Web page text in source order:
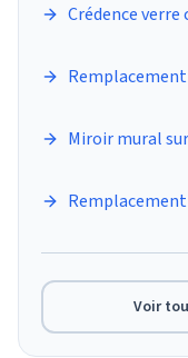
Crédence verre
Miroir mural
Voir